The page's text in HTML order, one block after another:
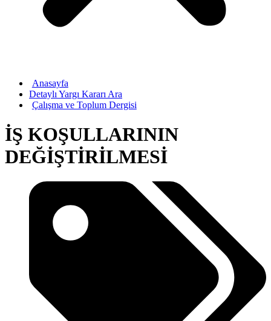
Anasayfa
Detaylı Yargı Kararı Ara
Çalışma ve Toplum Dergisi
İŞ KOŞULLARININ
DEĞİŞTİRİLMESİ